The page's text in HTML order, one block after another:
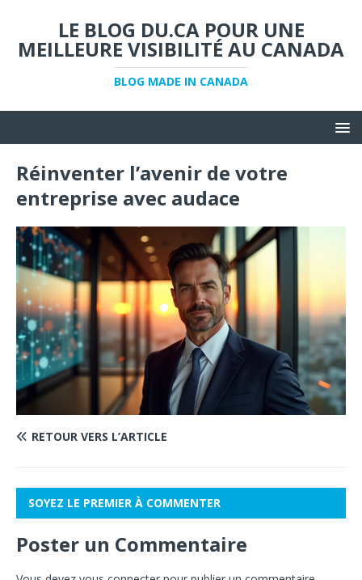
LE BLOG DU.CA POUR UNE
MEILLEURE VISIBILITÉ AU CANADA
BLOG MADE IN CANADA
Réinventer l’avenir de votre
entreprise avec audace
RETOUR VERS L’ARTICLE
SOYEZ LE PREMIER À COMMENTER
Poster un Commentaire